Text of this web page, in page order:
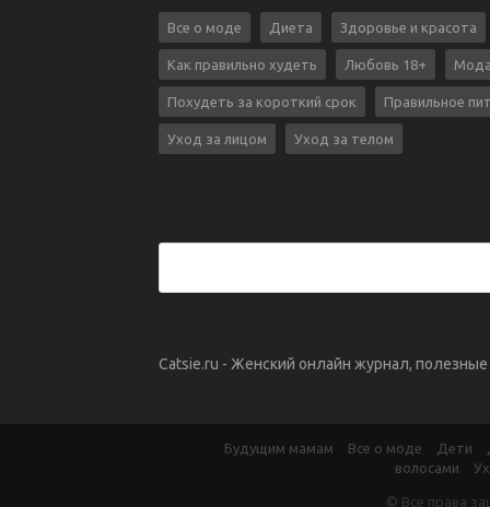
Все о моде Диета Здоровье и красота
Как правильно худеть Любовь 18+
Похудеть за короткий срок Правильное
Уход за лицом Уход за телом
Catsie.ru - Женский онлайн журнал,
Будущим мамам Все о моде Дети
волосами
© Все права